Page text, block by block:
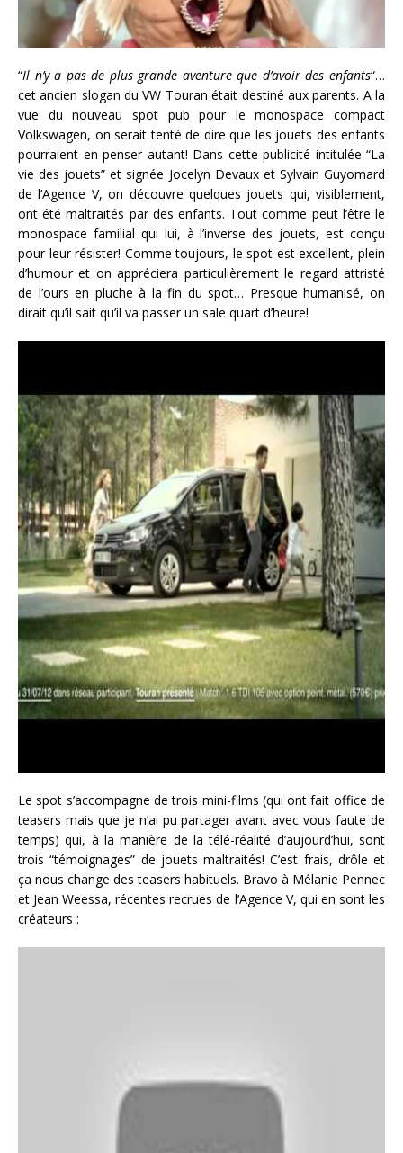
“Il n’y a pas de plus grande aventure que d’avoir des enfants“…
cet ancien slogan du VW Touran était destiné aux parents. A la
vue du nouveau spot pub pour le monospace compact
Volkswagen, on serait tenté de dire que les jouets des enfants
pourraient en penser autant! Dans cette publicité intitulée “La
vie des jouets” et signée Jocelyn Devaux et Sylvain Guyomard
de l’Agence V, on découvre quelques jouets qui, visiblement,
ont été maltraités par des enfants. Tout comme peut l’être le
monospace familial qui lui, à l’inverse des jouets, est conçu
pour leur résister! Comme toujours, le spot est excellent, plein
d’humour et on appréciera particulièrement le regard attristé
de l’ours en pluche à la fin du spot… Presque humanisé, on
dirait qu’il sait qu’il va passer un sale quart d’heure!
Le spot s’accompagne de trois mini-films (qui ont fait office de
teasers mais que je n’ai pu partager avant avec vous faute de
temps) qui, à la manière de la télé-réalité d’aujourd’hui, sont
trois “témoignages” de jouets maltraités! C’est frais, drôle et
ça nous change des teasers habituels. Bravo à Mélanie Pennec
et Jean Weessa, récentes recrues de l’Agence V, qui en sont les
créateurs :